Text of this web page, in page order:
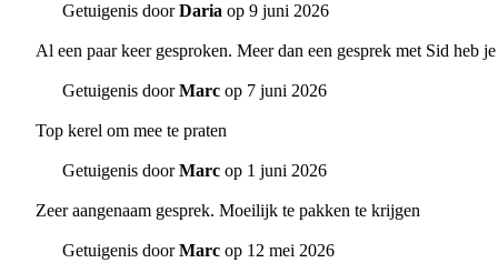
Getuigenis doorDaria op 9 juni 2026
Al een paar keer gesproken. Meer dan een gesprek met Sid heb
Getuigenis doorMarc op 7 juni 2026
Top kerel om mee te praten
Getuigenis doorMarc op 1 juni 2026
Zeer aangenaam gesprek. Moeilijk te pakken te krijgen
Getuigenis doorMarc op 12 mei 2026